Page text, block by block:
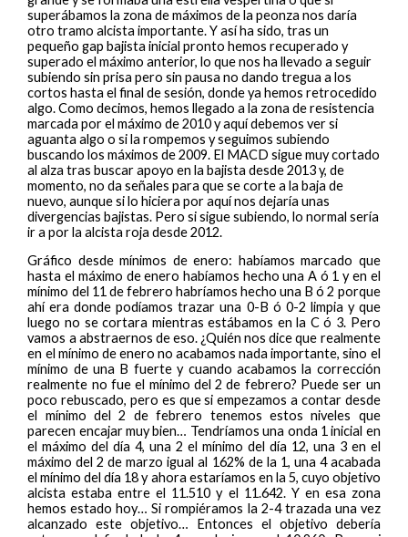
superábamos la zona de máximos de la peonza nos daría
otro tramo alcista importante. Y así ha sido, tras un
pequeño gap bajista inicial pronto hemos recuperado y
superado el máximo anterior, lo que nos ha llevado a seguir
subiendo sin prisa pero sin pausa no dando tregua a los
cortos hasta el final de sesión, donde ya hemos retrocedido
algo. Como decimos, hemos llegado a la zona de resistencia
marcada por el máximo de 2010 y aquí debemos ver si
aguanta algo o si la rompemos y seguimos subiendo
buscando los máximos de 2009. El MACD sigue muy cortado
al alza tras buscar apoyo en la bajista desde 2013 y, de
momento, no da señales para que se corte a la baja de
nuevo, aunque si lo hiciera por aquí nos dejaría unas
divergencias bajistas. Pero si sigue subiendo, lo normal sería
ir a por la alcista roja desde 2012.
Gráfico desde mínimos de enero: habíamos marcado que
hasta el máximo de enero habíamos hecho una A ó 1 y en el
mínimo del 11 de febrero habríamos hecho una B ó 2 porque
ahí era donde podíamos trazar una 0-B ó 0-2 limpia y que
luego no se cortara mientras estábamos en la C ó 3. Pero
vamos a abstraernos de eso. ¿Quién nos dice que realmente
en el mínimo de enero no acabamos nada importante, sino el
mínimo de una B fuerte y cuando acabamos la corrección
realmente no fue el mínimo del 2 de febrero? Puede ser un
poco rebuscado, pero es que si empezamos a contar desde
el mínimo del 2 de febrero tenemos estos niveles que
parecen encajar muy bien… Tendríamos una onda 1 inicial en
el máximo del día 4, una 2 el mínimo del día 12, una 3 en el
máximo del 2 de marzo igual al 162% de la 1, una 4 acabada
el mínimo del día 18 y ahora estaríamos en la 5, cuyo objetivo
alcista estaba entre el 11.510 y el 11.642. Y en esa zona
hemos estado hoy… Si rompiéramos la 2-4 trazada una vez
alcanzado este objetivo… Entonces el objetivo debería